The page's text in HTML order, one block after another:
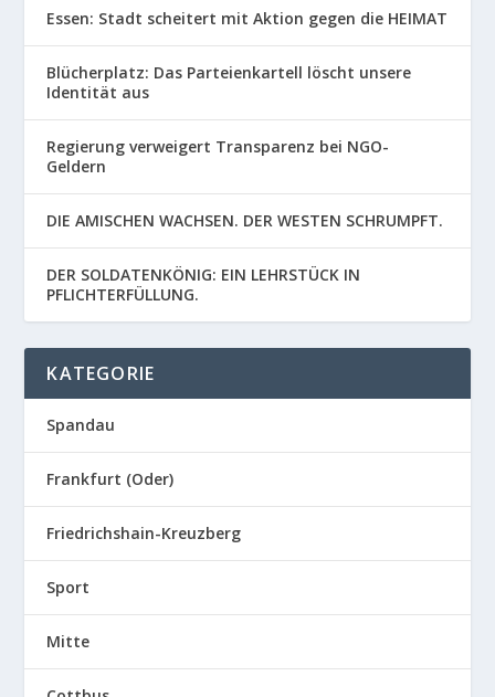
Essen: Stadt scheitert mit Aktion gegen die HEIMAT
Blücherplatz: Das Parteienkartell löscht unsere
Identität aus
Regierung verweigert Transparenz bei NGO-
Geldern
DIE AMISCHEN WACHSEN. DER WESTEN SCHRUMPFT.
DER SOLDATENKÖNIG: EIN LEHRSTÜCK IN
PFLICHTERFÜLLUNG.
KATEGORIE
Spandau
Frankfurt (Oder)
Friedrichshain-Kreuzberg
Sport
Mitte